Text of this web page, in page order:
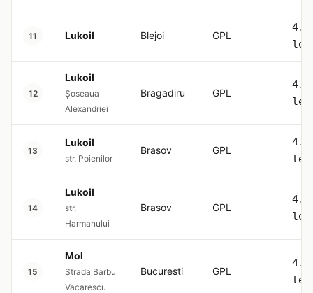
11 Lukoil Blejoi GPL
12
Lukoil
Șoseaua
Alexandriei
Bragadiru GPL
13
Lukoil
str. Poienilor
Brasov GPL
14
Lukoil
str.
Harmanului
Brasov GPL
15
Mol
Strada Barbu
Vacarescu
Bucuresti GPL